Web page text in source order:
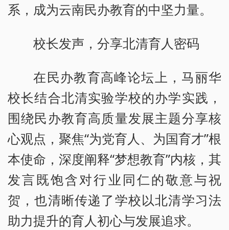
系，成为云南民办教育的中坚力量。
校长发声，分享北清育人密码
在民办教育高峰论坛上，马丽华
校长结合北清实验学校的办学实践，
围绕民办教育高质量发展主题分享核
心观点，聚焦“为党育人、为国育才”根
本使命，深度阐释“梦想教育”内核，其
发言既饱含对行业同仁的敬意与祝
贺，也清晰传递了学校以北清学习法
助力提升的育人初心与发展追求。